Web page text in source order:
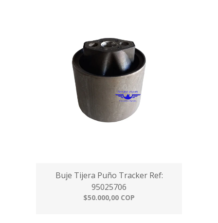
Buje Tijera Puño Tracker Ref:
95025706
$50.000,00 COP